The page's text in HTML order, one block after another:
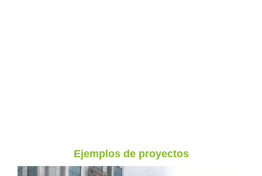
Ejemplos de proyectos